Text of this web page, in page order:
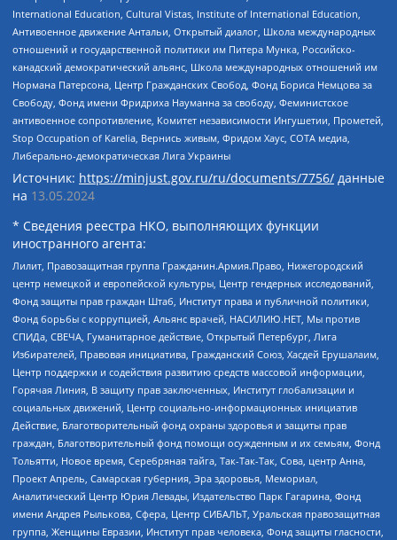
International Education, Cultural Vistas, Institute of International Education,
Антивоенное движение Антальи, Открытый диалог, Школа международных
отношений и государственной политики им Питера Мунка, Российско-
канадский демократический альянс, Школа международных отношений им
Нормана Патерсона, Центр Гражданских Свобод, Фонд Бориса Немцова за
Свободу, Фонд имени Фридриха Науманна за свободу, Феминистское
антивоенное сопротивление, Комитет независимости Ингушетии, Прометей,
Stop Occupation of Karelia, Вернись живым, Фридом Хаус, СОТА медиа,
Либерально-демократическая Лига Украины
Источник: https://minjust.gov.ru/ru/documents/7756/ данные
на 13.05.2024
* Сведения реестра НКО, выполняющих функции
иностранного агента:
Лилит, Правозащитная группа Гражданин.Армия.Право, Нижегородский
центр немецкой и европейской культуры, Центр гендерных исследований,
Фонд защиты прав граждан Штаб, Институт права и публичной политики,
Фонд борьбы с коррупцией, Альянс врачей, НАСИЛИЮ.НЕТ, Мы против
СПИДа, СВЕЧА, Гуманитарное действие, Открытый Петербург, Лига
Избирателей, Правовая инициатива, Гражданский Союз, Хасдей Ерушалаим,
Центр поддержки и содействия развитию средств массовой информации,
Горячая Линия, В защиту прав заключенных, Институт глобализации и
социальных движений, Центр социально-информационных инициатив
Действие, Благотворительный фонд охраны здоровья и защиты прав
граждан, Благотворительный фонд помощи осужденным и их семьям, Фонд
Тольятти, Новое время, Серебряная тайга, Так-Так-Так, Сова, центр Анна,
Проект Апрель, Самарская губерния, Эра здоровья, Мемориал,
Аналитический Центр Юрия Левады, Издательство Парк Гагарина, Фонд
имени Андрея Рылькова, Сфера, Центр СИБАЛЬТ, Уральская правозащитная
группа, Женщины Евразии, Институт прав человека, Фонд защиты гласности,